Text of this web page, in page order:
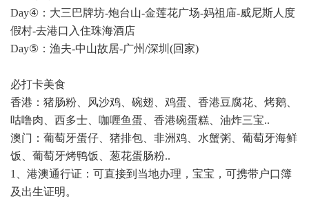
Day④：大三巴牌坊-炮台山-金莲花广场-妈祖庙-威尼斯人度
假村-去港口入住珠海酒店
Day⑤：渔夫-中山故居-广州/深圳(回家)
必打卡美食
香港：猪肠粉、风沙鸡、碗翅、鸡蛋、香港豆腐花、烤鹅、
咕噜肉、西多士、咖喱鱼蛋、香港碗蛋糕、油炸三宝..
澳门：葡萄牙蛋仔、猪排包、非洲鸡、水蟹粥、葡萄牙海鲜
饭、葡萄牙烤鸭饭、葱花蛋肠粉..
1、港澳通行证：可直接到当地办理，宝宝，可携带户口簿
及出生证明。